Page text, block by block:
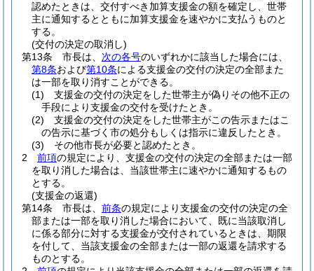
認めたときは、交付すべき加算支援金の額を確定し、世帯
主に通知するとともに加算支援金を速やかに支払うものと
する。
(交付の決定の取消し)
第13条
市長は、 次の各号のいずれかに該当した場合には、
第8条および第10条による支援金の交付の決定の全部また
は一部を取り消すことができる。
(1)
支援金の交付の決定をした世帯主が偽りその他不正の
手段により支援金の交付を受けたとき。
(2)
支援金の交付の決定をした世帯主がこの告示またはこ
の告示に基づく市の処分もしくは指示に違反したとき。
(3)
その他市長が必要と認めたとき。
2
前項の規定により、支援金の交付の決定の全部または一部
を取り消した場合は、当該世帯主に速やかに通知するもの
とする。
(支援金の返還)
第14条
市長は、 前条の規定により支援金の交付の決定の全
部または一部を取り消した場合において、既に当該取消し
に係る部分に対する支援金が交付されているときは、期限
を付して、当該支援金の全部または一部の返還を請求する
ものとする。